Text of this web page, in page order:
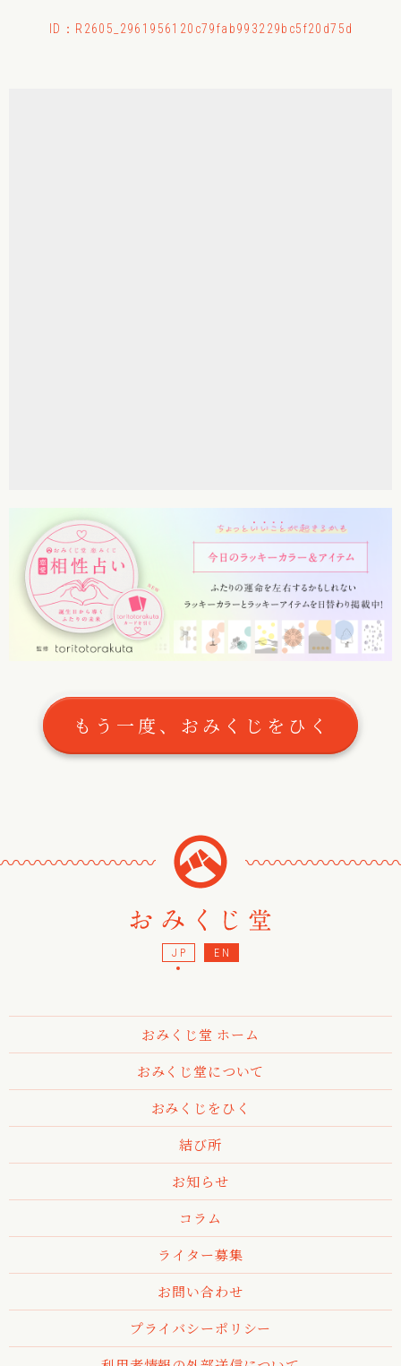
ID：R2605_2961956120c79fab993229bc5f20d75d
もう一度、おみくじをひく
〰〰〰〰〰〰〰 〰〰〰〰〰〰〰
JP EN
おみくじ堂 ホーム
おみくじ堂について
おみくじをひく
結び所
お知らせ
コラム
ライター募集
お問い合わせ
プライバシーポリシー